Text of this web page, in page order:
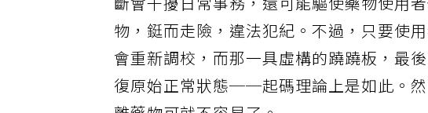
斷會干擾日常事務，還可能驅使藥物使用
物，鋌而走險，違法犯紀。不過，只要使
會重新調校，而那一具虛構的蹺蹺板，最
復原始正常狀態──起碼理論上是如此。